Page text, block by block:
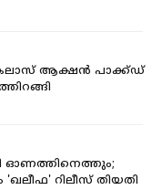
ആക്ഷൻ പാക്ക്ഡ്
ഓണത്തിനെത്തും;
റിലീസ് തിയതി